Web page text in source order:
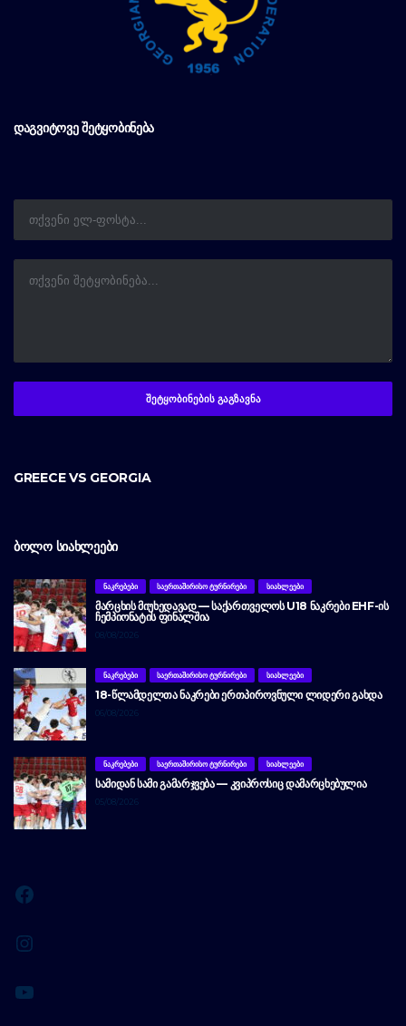
ᲓᲐᲒᲕᲘᲢᲝᲕᲔ ᲨᲔᲢᲧᲝᲑᲘᲜᲔᲑᲐ
GREECE VS GEORGIA
ᲑᲝᲚᲝ ᲡᲘᲐᲮᲚᲔᲔᲑᲘ
ᲜᲐᲙᲠᲔᲑᲔᲑᲘ ᲡᲐᲔᲠᲗᲐᲨᲘᲠᲘᲡᲝ ᲢᲣᲠᲜᲘᲠᲔᲑᲘ ᲡᲘᲐᲮᲚᲔᲔᲑᲘ
ᲛᲐᲠᲪᲮᲘᲡ ᲛᲘᲣᲮᲔᲓᲐᲕᲐᲓ — ᲡᲐᲥᲐᲠᲗᲕᲔᲚᲝᲡ U18 ᲜᲐᲙᲠᲔᲑᲘ EHF-ᲘᲡ
ᲩᲔᲛᲞᲘᲝᲜᲐᲢᲘᲡ ᲤᲘᲜᲐᲚᲨᲘᲐ
08/08/2026
ᲜᲐᲙᲠᲔᲑᲔᲑᲘ ᲡᲐᲔᲠᲗᲐᲨᲘᲠᲘᲡᲝ ᲢᲣᲠᲜᲘᲠᲔᲑᲘ ᲡᲘᲐᲮᲚᲔᲔᲑᲘ
18-ᲬᲚᲐᲛᲓᲔᲚᲗᲐ ᲜᲐᲙᲠᲔᲑᲘ ᲔᲠᲗᲞᲘᲠᲝᲕᲜᲣᲚᲘ ᲚᲘᲓᲔᲠᲘ ᲒᲐᲮᲓᲐ
06/08/2026
ᲜᲐᲙᲠᲔᲑᲔᲑᲘ ᲡᲐᲔᲠᲗᲐᲨᲘᲠᲘᲡᲝ ᲢᲣᲠᲜᲘᲠᲔᲑᲘ ᲡᲘᲐᲮᲚᲔᲔᲑᲘ
ᲡᲐᲛᲘᲓᲐᲜ ᲡᲐᲛᲘ ᲒᲐᲛᲐᲠᲯᲕᲔᲑᲐ — ᲙᲕᲘᲞᲠᲝᲡᲘᲪ ᲓᲐᲛᲐᲠᲪᲮᲔᲑᲣᲚᲘᲐ
05/08/2026
Facebook
Instagram
YouTube